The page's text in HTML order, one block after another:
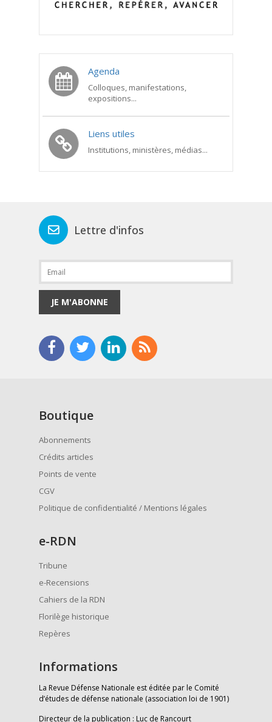
Agenda
Colloques, manifestations,
expositions...
Liens utiles
Institutions, ministères, médias...
Lettre d'infos
JE M'ABONNE
Boutique
Abonnements
Crédits articles
Points de vente
CGV
Politique de confidentialité / Mentions légales
e-RDN
Tribune
e-Recensions
Cahiers de la RDN
Florilège historique
Repères
Informations
La Revue Défense Nationale est éditée par le Comité
d’études de défense nationale (association loi de 1901)
Directeur de la publication : Luc de Rancourt